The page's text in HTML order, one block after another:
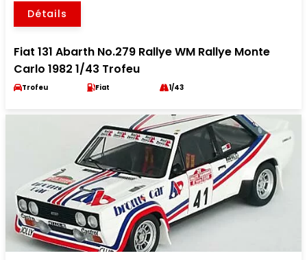
Détails
Fiat 131 Abarth No.279 Rallye WM Rallye Monte
Carlo 1982 1/43 Trofeu
Trofeu Fiat 1/43